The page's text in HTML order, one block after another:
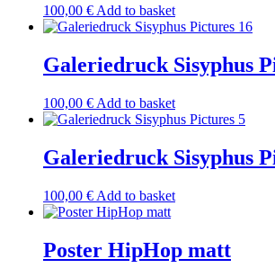
100,00 €Add to basket
Galeriedruck Sisyphus
100,00 € Add to basket
Galeriedruck Sisyphus
100,00 € Add to basket
Poster HipHop matt